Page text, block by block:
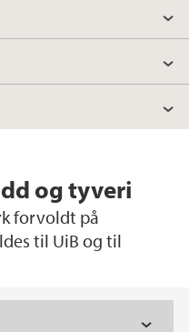
og tyveri
forvoldt på
til UiB og til